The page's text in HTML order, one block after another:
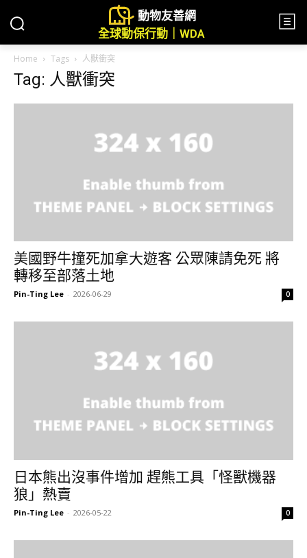
動物友善網
全球動保行動｜WDA
Home Tags 人獸衝突
Tag: 人獸衝突
美國野牛撞死加拿大遊客 公眾陳請免死 將
轉移至部落土地
Pin-Ting Lee - 2026-06-29 0
日本熊出沒事件增加 趕熊工具「怪獸機器
狼」熱賣
Pin-Ting Lee - 2026-05-22 0